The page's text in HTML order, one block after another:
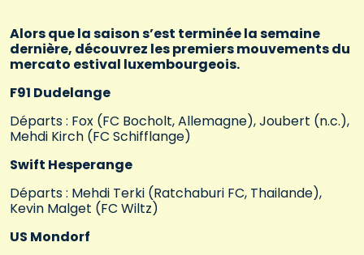
Alors que la saison s’est terminée la semaine
dernière, découvrez les premiers mouvements du
mercato estival luxembourgeois.
F91 Dudelange
Départs : Fox (FC Bocholt, Allemagne), Joubert (n.c.),
Mehdi Kirch (FC Schifflange)
Swift Hesperange
Départs : Mehdi Terki (Ratchaburi FC, Thailande),
Kevin Malget (FC Wiltz)
US Mondorf